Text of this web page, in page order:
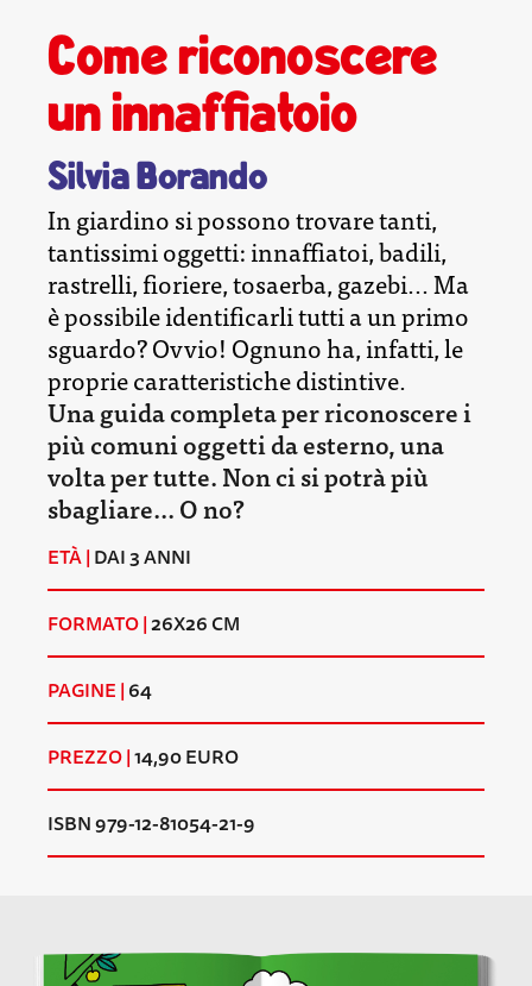
ETÀ |DAI 3 ANNI
FORMATO |26X26 CM
PAGINE |64
PREZZO |14,90 EURO
ISBN 979-12-81054-21-9
Come riconoscere
un innaffiatoio
Silvia Borando
In giardino si possono trovare tanti,
tantissimi oggetti: innaffiatoi, badili,
rastrelli, fioriere, tosaerba, gazebi... Ma
è possibile identificarli tutti a un primo
sguardo? Ovvio! Ognuno ha, infatti, le
proprie caratteristiche distintive.
Una guida completa per riconoscere i
più comuni oggetti da esterno, una
volta per tutte. Non ci si potrà più
sbagliare... O no?